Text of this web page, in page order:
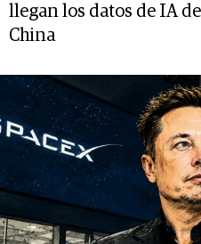
llegan los datos de IA
China